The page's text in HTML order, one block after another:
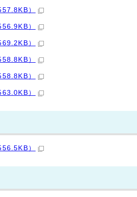
）
）
）
）
）
）
）